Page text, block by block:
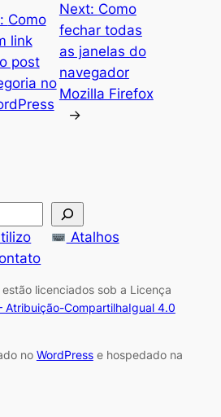
Como
link
post
no
Next: Como
fechar todas
as janelas do
navegador
Mozilla Firefox
→
Atalhos
licenciados sob a Licença
Atribuição-CompartilhaIgual 4.0
no WordPresse hospedado na